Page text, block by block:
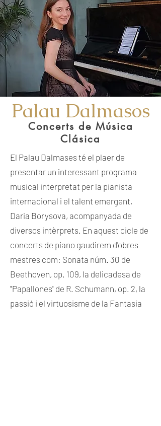
Palau Dalmasos
Concerts de Música
Clásica
El Palau Dalmases té el plaer de
presentar un interessant programa
musical interpretat per la pianista
internacional i el talent emergent,
Daria Borysova, acompanyada de
diversos intèrprets. En aquest cicle de
concerts de piano gaudirem d'obres
mestres com: Sonata núm. 30 de
Beethoven, op. 109, la delicadesa de
"Papallones" de R. Schumann, op. 2, la
passió i el virtuosisme de la Fantasia